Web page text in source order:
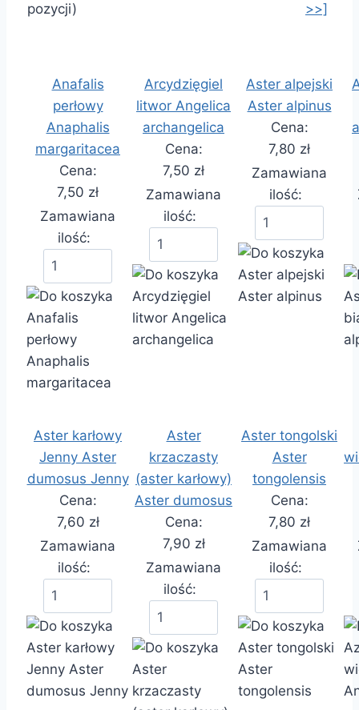
pozycji)
>>]
Anafalis
perłowy
Anaphalis
margaritacea
Cena:
7,50 zł
Zamawiana
ilość:
Arcydzięgiel
litwor Angelica
archangelica
Cena:
7,50 zł
Zamawiana
ilość:
Aster alpejski
Aster alpinus
Cena:
7,80 zł
Zamawiana
ilość:
Aster karłowy
Jenny Aster
dumosus Jenny
Cena:
7,60 zł
Zamawiana
ilość:
Aster
krzaczasty
(aster karłowy)
Aster dumosus
Cena:
7,90 zł
Zamawiana
ilość:
Aster tongolski
Aster
tongolensis
Cena:
7,80 zł
Zamawiana
ilość: